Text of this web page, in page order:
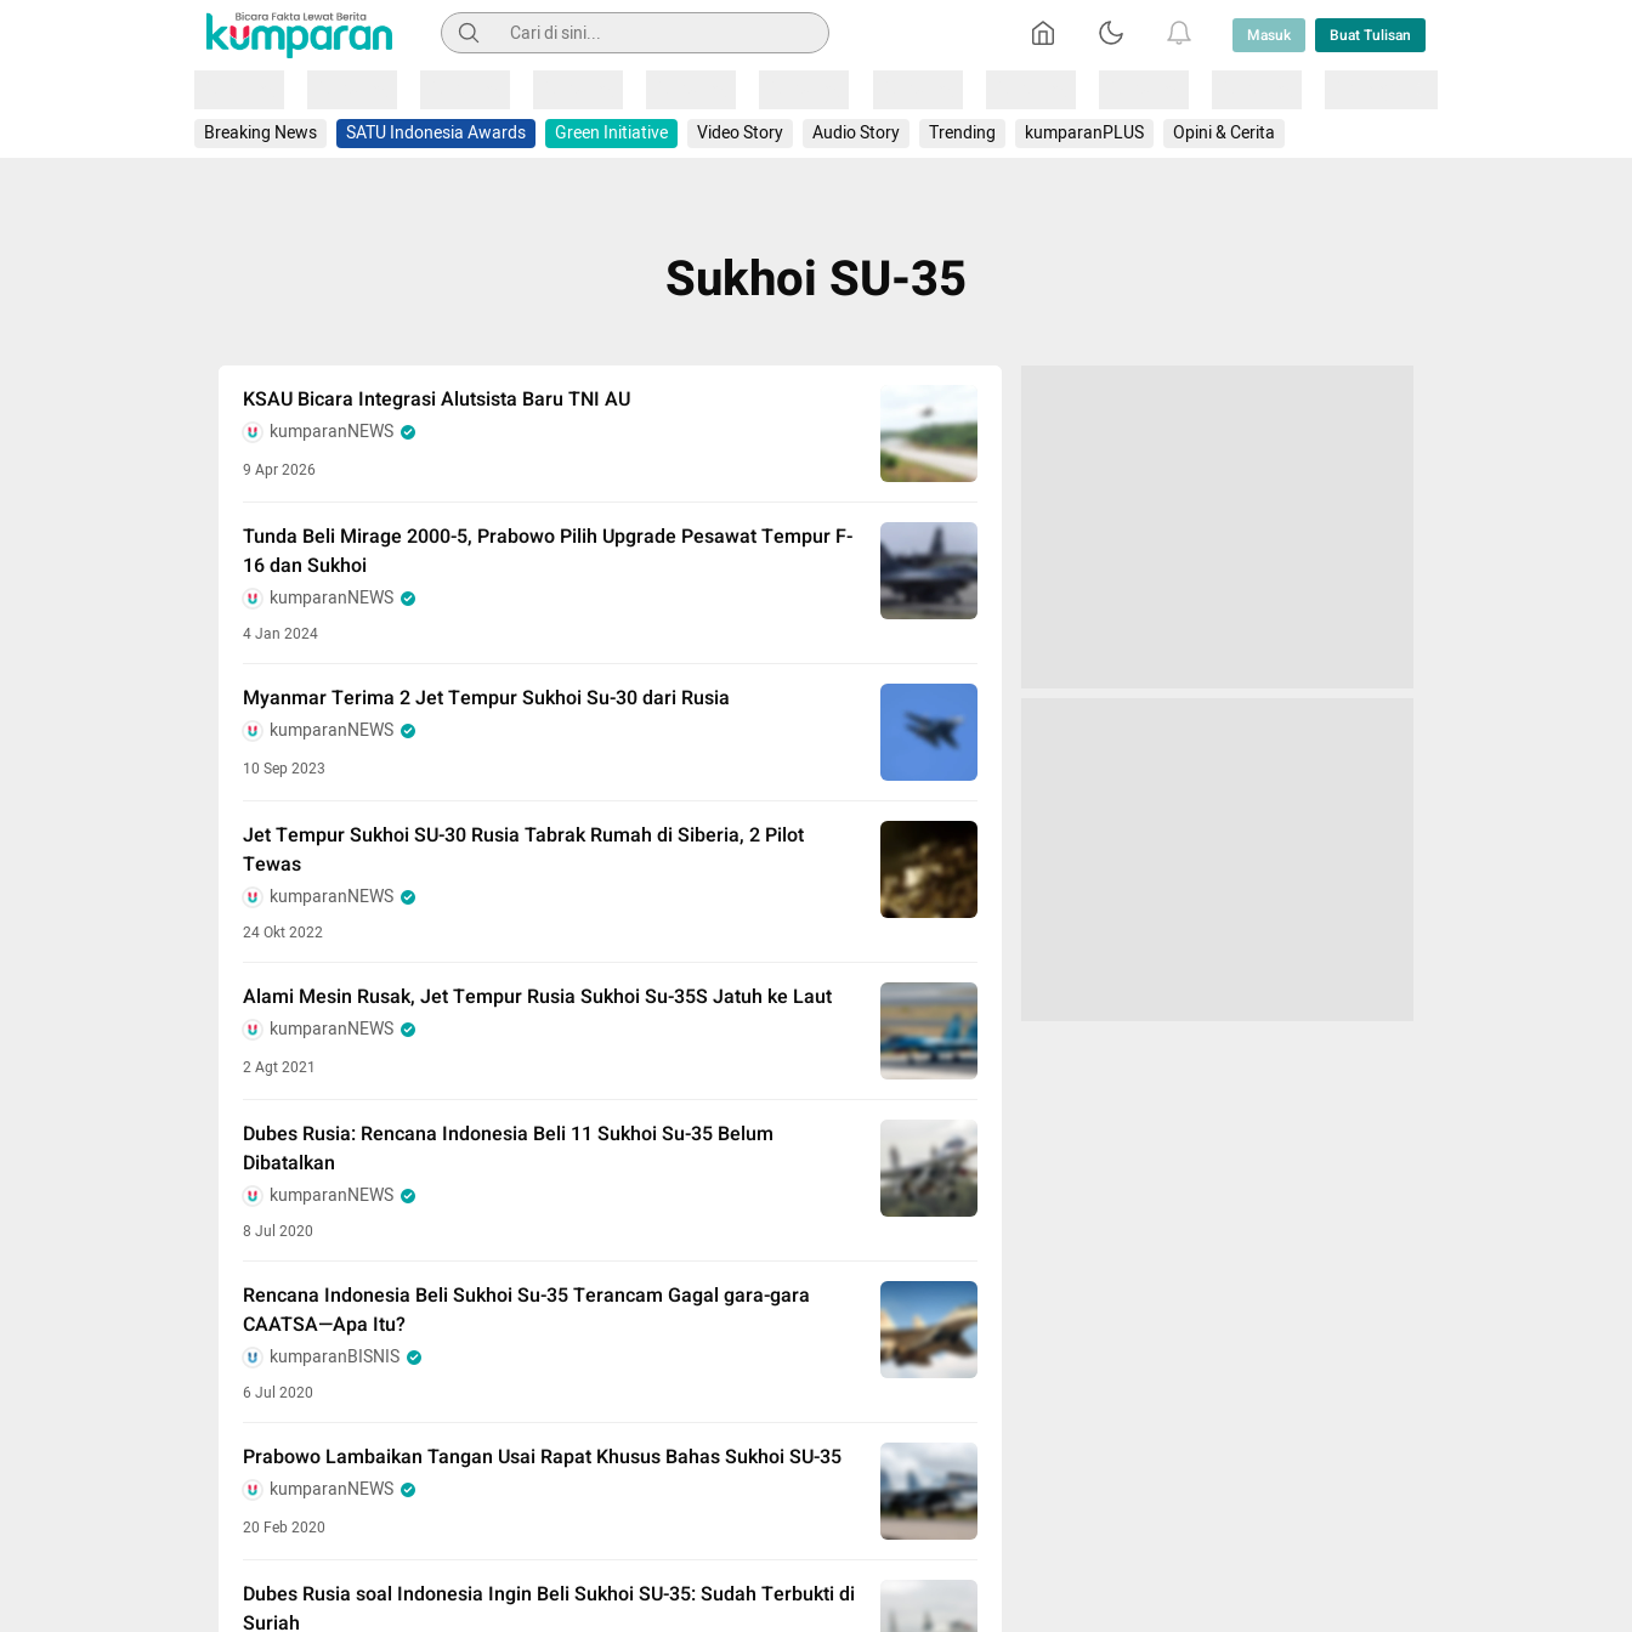
Pencarian Masuk Buat Tulisan
Breaking News SATU Indonesia Awards Green Initiative Video Story Audio Story Trending kumparanPLUS Opini & Cerita
Sukhoi SU-35
KSAU Bicara Integrasi Alutsista Baru TNI AU
kumparanNEWS
9 Apr 2026
Tunda Beli Mirage 2000-5, Prabowo Pilih Upgrade Pesawat Tempur F-
16 dan Sukhoi
kumparanNEWS
4 Jan 2024
Myanmar Terima 2 Jet Tempur Sukhoi Su-30 dari Rusia
kumparanNEWS
10 Sep 2023
Jet Tempur Sukhoi SU-30 Rusia Tabrak Rumah di Siberia, 2 Pilot
Tewas
kumparanNEWS
24 Okt 2022
Alami Mesin Rusak, Jet Tempur Rusia Sukhoi Su-35S Jatuh ke Laut
kumparanNEWS
2 Agt 2021
Dubes Rusia: Rencana Indonesia Beli 11 Sukhoi Su-35 Belum
Dibatalkan
kumparanNEWS
8 Jul 2020
Rencana Indonesia Beli Sukhoi Su-35 Terancam Gagal gara-gara
CAATSA—Apa Itu?
kumparanBISNIS
6 Jul 2020
Prabowo Lambaikan Tangan Usai Rapat Khusus Bahas Sukhoi SU-35
kumparanNEWS
20 Feb 2020
Dubes Rusia soal Indonesia Ingin Beli Sukhoi SU-35: Sudah Terbukti di
Suriah